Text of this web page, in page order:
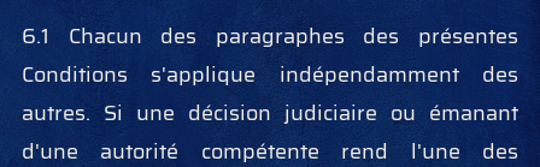
6.1 Chacun des paragraphes des présentes
Conditions s'applique indépendamment des
autres. Si une décision judiciaire ou émanant
d'une autorité compétente rend l'une des